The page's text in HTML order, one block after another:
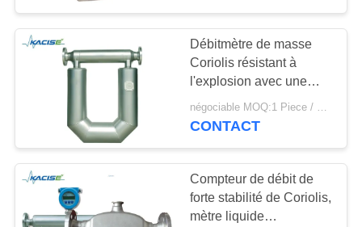
Débitmètre de masse
Coriolis résistant à
l'explosion avec une
pression de 0 à 4,0 MPa
et une capacité de débit
CONTACT
Compteur de débit de
forte stabilité de Coriolis,
mètre liquide